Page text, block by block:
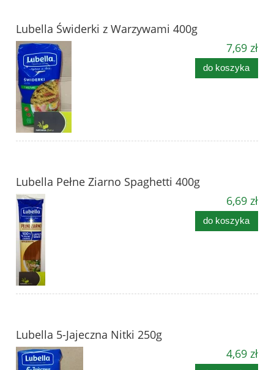
Lubella Świderki z Warzywami 400g
7,69 zł
do koszyka
Lubella Pełne Ziarno Spaghetti 400g
6,69 zł
do koszyka
Lubella 5-Jajeczna Nitki 250g
4,69 zł